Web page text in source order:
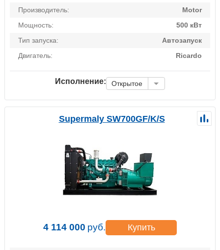
Производитель:
Motor
Мощность:
500 кВт
Тип запуска:
Автозапуск
Двигатель:
Ricardo
Исполнение: Открытое
Supermaly SW700GF/K/S
4 114 000 руб. Купить